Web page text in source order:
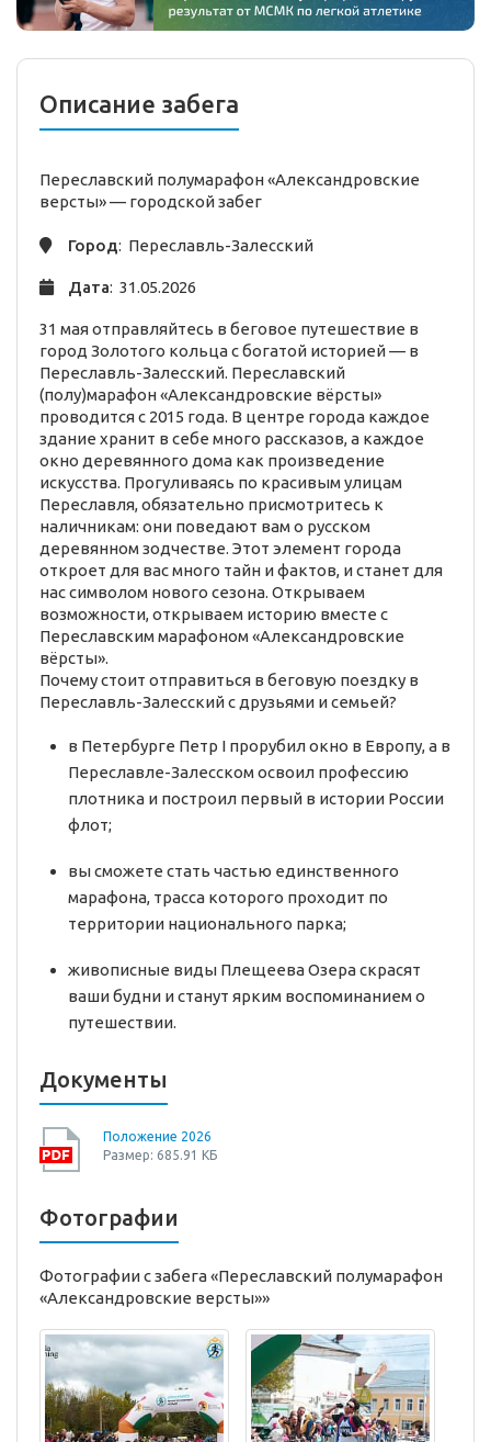
Описание забега
Переславский полумарафон «Александровские
версты» — городскойзабег
Город: Переславль-Залесский
Дата: 31.05.2026
31 мая отправляйтесь в беговое путешествие в
город Золотого кольца с богатой историей — в
Переславль-Залесский. Переславский
(полу)марафон «Александровские вёрсты»
проводится с 2015 года. В центре города каждое
здание хранит в себе много рассказов, а каждое
окно деревянного дома как произведение
искусства. Прогуливаясь по красивым улицам
Переславля, обязательно присмотритесь к
наличникам: они поведают вам о русском
деревянном зодчестве. Этот элемент города
откроет для вас много тайн и фактов, и станет для
нас символом нового сезона. Открываем
возможности, открываем историю вместе с
Переславским марафоном «Александровские
вёрсты».
Почему стоит отправиться в беговую поездку в
Переславль-Залесский с друзьями и семьей?
в Петербурге Петр I прорубил окно в Европу, а в
Переславле-Залесском освоил профессию
плотника и построил первый в истории России
флот;
вы сможете стать частью единственного
марафона, трасса которого проходит по
территории национального парка;
живописные виды Плещеева Озера скрасят
ваши будни и станут ярким воспоминанием о
путешествии.
Документы
Положение 2026
Размер: 685.91 КБ
Фотографии
Фотографии с забега «Переславский полумарафон
«Александровские версты»»